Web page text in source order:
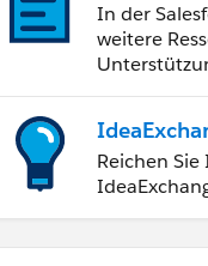
In der
weitere
Reichen